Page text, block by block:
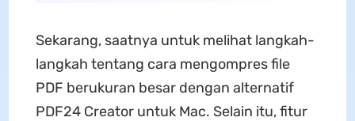
Sekarang, saatnya untuk melihat langkah-
langkah tentang cara mengompres file
PDF berukuran besar dengan alternatif
PDF24 Creator untuk Mac. Selain itu, fitur